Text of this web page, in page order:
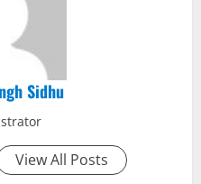
Sidhu
View All Posts